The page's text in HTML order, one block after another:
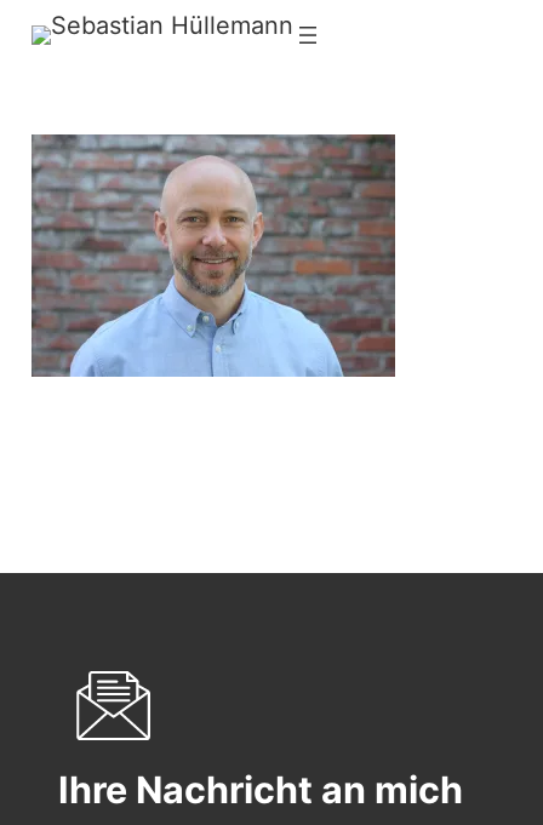
Ihre Nachricht an mich